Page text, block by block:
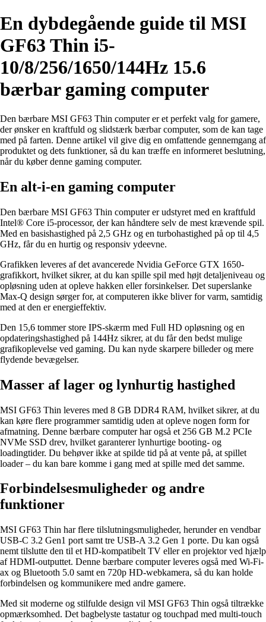
En dybdegående guide til MSI
GF63 Thin i5-
10/8/256/1650/144Hz 15.6
bærbar gaming computer
Den bærbare MSI GF63 Thin computer er et perfekt valg for gamere,
der ønsker en kraftfuld og slidstærk bærbar computer, som de kan tage
med på farten. Denne artikel vil give dig en omfattende gennemgang af
produktet og dets funktioner, så du kan træffe en informeret beslutning,
når du køber denne gaming computer.
En alt-i-en gaming computer
Den bærbare MSI GF63 Thin computer er udstyret med en kraftfuld
Intel® Core i5-processor, der kan håndtere selv de mest krævende spil.
Med en basishastighed på 2,5 GHz og en turbohastighed på op til 4,5
GHz, får du en hurtig og responsiv ydeevne.
Grafikken leveres af det avancerede Nvidia GeForce GTX 1650-
grafikkort, hvilket sikrer, at du kan spille spil med højt detaljeniveau og
opløsning uden at opleve hakken eller forsinkelser. Det superslanke
Max-Q design sørger for, at computeren ikke bliver for varm, samtidig
med at den er energieffektiv.
Den 15,6 tommer store IPS-skærm med Full HD opløsning og en
opdateringshastighed på 144Hz sikrer, at du får den bedst mulige
grafikoplevelse ved gaming. Du kan nyde skarpere billeder og mere
flydende bevægelser.
Masser af lager og lynhurtig hastighed
MSI GF63 Thin leveres med 8 GB DDR4 RAM, hvilket sikrer, at du
kan køre flere programmer samtidig uden at opleve nogen form for
afmatning. Denne bærbare computer har også et 256 GB M.2 PCIe
NVMe SSD drev, hvilket garanterer lynhurtige booting- og
loadingtider. Du behøver ikke at spilde tid på at vente på, at spillet
loader – du kan bare komme i gang med at spille med det samme.
Forbindelsesmuligheder og andre
funktioner
MSI GF63 Thin har flere tilslutningsmuligheder, herunder en vendbar
USB-C 3.2 Gen1 port samt tre USB-A 3.2 Gen 1 porte. Du kan også
nemt tilslutte den til et HD-kompatibelt TV eller en projektor ved hjælp
af HDMI-outputtet. Denne bærbare computer leveres også med Wi-Fi-
ax og Bluetooth 5.0 samt en 720p HD-webkamera, så du kan holde
forbindelsen og kommunikere med andre gamere.
Med sit moderne og stilfulde design vil MSI GF63 Thin også tiltrække
opmærksomhed. Det bagbelyste tastatur og touchpad med multi-touch